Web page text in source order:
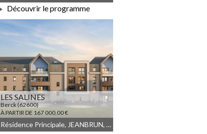
À PARTIR DE 133 900,00 €
Découvrir le programme
LES SALINES
Berck (62600)
À PARTIR DE 167 000,00 €
Résidence Principale, JEANBRUN, Meublé non géré, Droit commun